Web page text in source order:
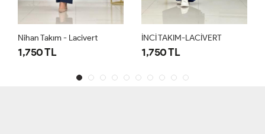
Nihan Takım - Lacivert
1,750 TL
İNCİ TAKIM-LACİVERT
1,750 TL